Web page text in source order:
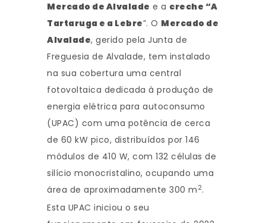
Mercado de Alvalade e a creche “A
Tartaruga e a Lebre”. O Mercado de
Alvalade, gerido pela Junta de
Freguesia de Alvalade, tem instalado
na sua cobertura uma central
fotovoltaica dedicada à produção de
energia elétrica para autoconsumo
(UPAC) com uma potência de cerca
de 60 kW pico, distribuídos por 146
módulos de 410 W, com 132 células de
silício monocristalino, ocupando uma
área de aproximadamente 300 m 2.
Esta UPAC iniciou o seu